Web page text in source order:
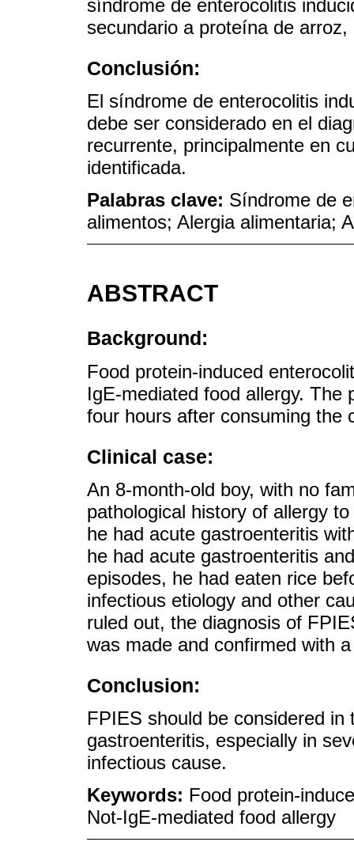
síndrome de enterocolitis
secundario a proteína de
Conclusión:
El síndrome de enterocolitis
debe ser considerado en el
recurrente, principalmente en
identificada.
Palabras clave: Síndrome de
alimentos; Alergia alimentaria;
ABSTRACT
Background:
Food protein-induced
IgE-mediated food allergy.
four hours after consuming the
Clinical case:
An 8-month-old boy, with no
pathological history of allergy
he had acute gastroenteritis
he had acute gastroenteritis
episodes, he had eaten rice
infectious etiology and other
ruled out, the diagnosis of
was made and confirmed with
Conclusion:
FPIES should be considered
gastroenteritis, especially in
infectious cause.
Keywords: Food protein-
Not-IgE-mediated food allergy